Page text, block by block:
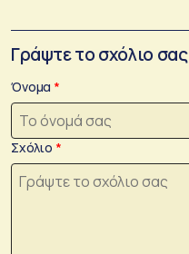
Γράψτε το σχόλιο σας
Όνομα
Σχόλιο